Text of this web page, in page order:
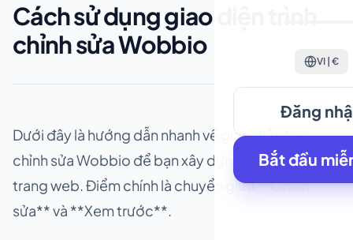
VI | €
Đăng
Bắt đầu
Cách sử dụng giao diện trình
chỉnh sửa Wobbio
Dưới đây là hướng dẫn nhanh về giao diện trình
chỉnh sửa Wobbio để bạn xây dựng và kiểm tra
trang web. Điểm chính là chuyển giữa **Chỉnh
sửa** và **Xem trước**.